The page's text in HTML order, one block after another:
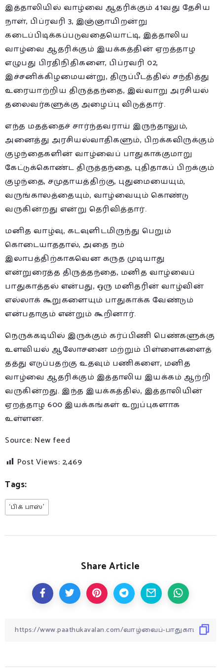
இத்தாலியில் வாழ்வை ஆதரிக்கும் 41வது தேசிய
நாள், பிப்ரவரி 3, இஞ்ஞாயிறன்று
கடைப்பிடிக்கப்படுவதையொட்டி, இத்தாலிய
வாழ்வை ஆதரிக்கும் இயக்கத்தின் ஏறத்தாழ
எழுபது பிரதிநிதிகளை, பிப்ரவரி 02,
இச்சனிக்கிழமையன்று, திருப்பீடத்தில் சந்தித்து
உரையாற்றிய திருத்தந்தை, இவ்வாறு அரசியல்
தலைவர்களுக்கு அழைப்பு விடுத்தார்.
எந்த மதத்தைச் சார்ந்தவராய் இருந்தாலும்,
அனைத்து அரசியல்வாதிகளும், பிறக்கவிருக்கும்
குழந்தைகளின் வாழ்வைப் பாதுகாக்குமாறு
கேட்டுக்கொண்ட திருத்தந்தை, புதிதாகப் பிறக்கும்
குழந்தை, சமுதாயத்திற்கு, புதுமையையும்,
வருங்காலத்தையும், வாழ்வையும் கொண்டு
வருகின்றது என்று தெரிவித்தார்.
மனித வாழ்வு, கடவுளிடமிருந்து பெறும்
கொடையாததால், அதை நம்
இலாபத்திற்காகவென கருத முடியாது
என்றுரைத்த திருத்தந்தை, மனித வாழ்வைப்
பாதுகாத்தல் என்பது, ஒரு மனிதரின் வாழ்வின்
எல்லாக் கூறுகளையும் பாதுகாக்க வேண்டும்
என்பதாகும் என்றும் கூறினார்.
நெருக்கடியில் இருக்கும் கர்ப்பிணி பெண்களுக்கு
உளவியல் ஆலோசனை மற்றும் பிள்ளைகளைத்
தத்து எடுப்பதற்கு உதவும் பணிகளை, மனித
வாழ்வை ஆதரிக்கும் இத்தாலிய இயக்கம் ஆற்றி
வருகின்றது. இந்த இயக்கத்தில், இத்தாலியின்
ஏறத்தாழ 600 இயக்கங்கள் உறுப்புகளாக
உள்ளன.
Source: New feed
Post Views: 2,469
Tags:
‘பிக் பாஸ்’
Share Article